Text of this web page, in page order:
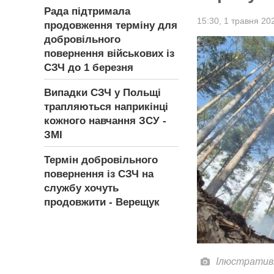
Рада підтримала
продовження терміну для
добровільного
повернення військових із
СЗЧ до 1 березня
Випадки СЗЧ у Польщі
трапляються наприкінці
кожного навчання ЗСУ -
ЗМІ
Термін добровільного
повернення із СЗЧ на
службу хочуть
продовжити - Верещук
15:30, 1 травня